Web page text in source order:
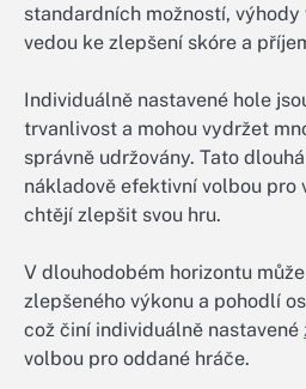
standardních možností,
vedou ke zlepšení skóre a
Individuálně nastavené hole
trvanlivost a mohou vydržet
správně udržovány. Tato
nákladově efektivní volbou pro
chtějí zlepšit svou hru.
V dlouhodobém horizontu
zlepšeného výkonu a pohodlí
což činí individuálně nastavené
volbou pro oddané hráče.